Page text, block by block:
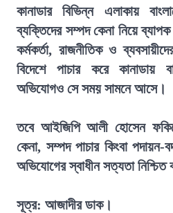
কানাডার বিভিন্ন এলাকায়
ব্যক্তিদের সম্পদ কেনা নিয়ে
কর্মকর্তা, রাজনীতিক ও
বিদেশে পাচার করে কানাডায়
অভিযোগও সে সময় সামনে আসে।
তবে আইজিপি আলী হোসেন
কেনা, সম্পদ পাচার কিংবা পদায়ন-
অভিযোগের স্বাধীন সত্যতা নিশ্চিত
সূত্র: আজাদীর ডাক।